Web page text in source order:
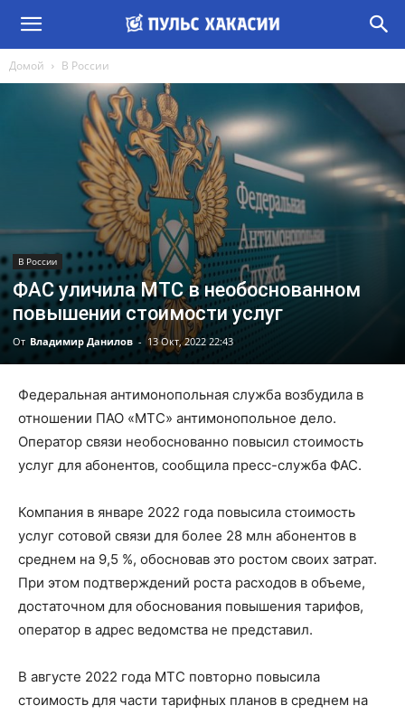
Домой В России
В России
ФАС уличила МТС в необоснованном
повышении стоимости услуг
От Владимир Данилов - 13 Окт, 2022 22:43
Федеральная антимонопольная служба возбудила в
отношении ПАО «МТС» антимонопольное дело.
Оператор связи необоснованно повысил стоимость
услуг для абонентов, сообщила пресс-служба ФАС.
Компания в январе 2022 года повысила стоимость
услуг сотовой связи для более 28 млн абонентов в
среднем на 9,5 %, обосновав это ростом своих затрат.
При этом подтверждений роста расходов в объеме,
достаточном для обоснования повышения тарифов,
оператор в адрес ведомства не представил.
В августе 2022 года МТС повторно повысила
стоимость для части тарифных планов в среднем на